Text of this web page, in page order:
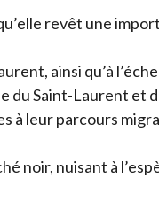
revêt une
ainsi qu’à
du Saint-Laurent et
à leur parcours
noir, nuisant à